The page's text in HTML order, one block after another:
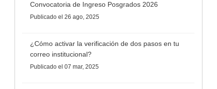
Convocatoria de Ingreso Posgrados 2026
Publicado el 26 ago, 2025
¿Cómo activar la verificación de dos pasos en tu
correo institucional?
Publicado el 07 mar, 2025